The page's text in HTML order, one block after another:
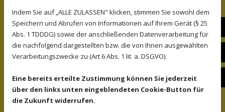
Erforderliche Dokumente für
Krankenfahrten
Um eine Krankenfahrt erfolgreich zu planen,
benötigen Sie verschiedene Unterlagen. In den
meisten Fällen ist eine ärztliche Verordnung
erforderlich, die die medizinische Notwendigkeit der
Fahrt bestätigt. Zudem könnte bei einigen
Krankenkassen ein vorheriger Antrag auf
Kostenübernahme notwendig sein. Informieren Sie
Indem Sie auf „ALLE ZULASSEN" klicken, stimmen Sie sowohl dem
Speichern und Abrufen von Informationen auf Ihrem Gerät (§ 25
Abs. 1 TDDDG) sowie der anschließenden Datenverarbeitung für
die nachfolgend dargestellten bzw. die von Ihnen ausgewählten
Verarbeitungszwecke zu (Art 6 Abs. 1 lit. a. DSGVO).
Eine bereits erteilte Zustimmung können Sie jederzeit
über den links unten eingeblendeten Cookie-Button für
die Zukunft widerrufen.